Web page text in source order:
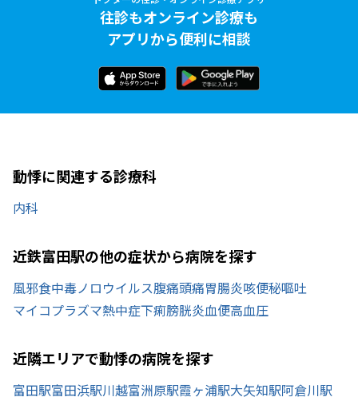
往診もオンライン診療も
アプリから便利に相談
動悸に関連する診療科
内科
近鉄富田駅の他の症状から病院を探す
風邪食中毒ノロウイルス腹痛頭痛胃腸炎咳便秘嘔吐
マイコプラズマ熱中症下痢膀胱炎血便高血圧
近隣エリアで動悸の病院を探す
富田駅富田浜駅川越富洲原駅霞ヶ浦駅大矢知駅阿倉川駅